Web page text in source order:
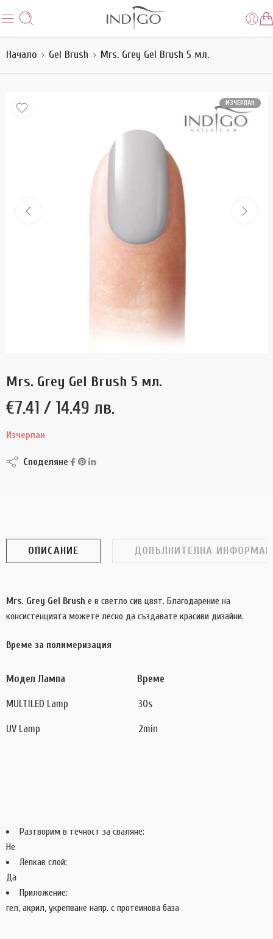
Начало Gel Brush Mrs. Grey Gel Brush 5 мл.
ИЗЧЕРПАН
Mrs. Grey Gel Brush 5 мл.
€7.41 / 14.49 лв.
Изчерпан
Споделяне
ОПИСАНИЕ ДОПЪЛНИТЕЛНА
Mrs. Grey Gel Brush е в светло сив цвят. Благодарение на
консистенцията можете лесно да създавате красиви дизайни.
Време за полимеризация
Модел Лампа Време
MULTILED Lamp 30s
UV Lamp 2min
Разтворим в течност за сваляне:
Не
Лепкав слой:
Да
Приложение:
гел, акрил, укрепване напр. с протеинова база